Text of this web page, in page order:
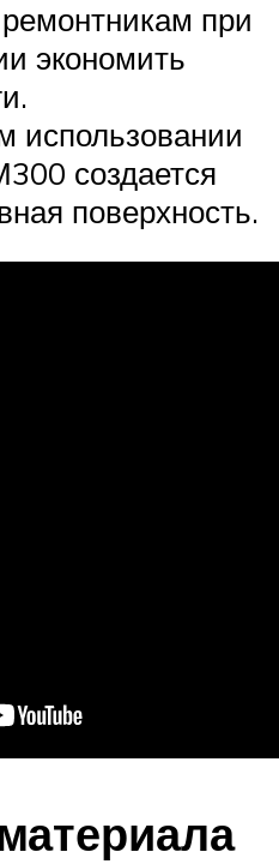
при
экономить
использовании
создается
поверхность.